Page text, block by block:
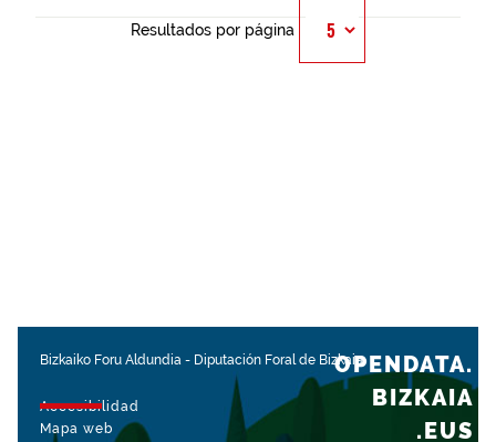
Resultados por página
Bizkaiko Foru Aldundia - Diputación Foral de Bizkaia
Accesibilidad
Mapa web
OPENDATA.
BIZKAIA
.EUS